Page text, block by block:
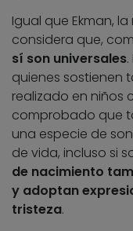
Igual que Ekman,
considera que,
sí son universales
quienes sostienen
realizado en niños
comprobado que
una especie de
de vida, incluso si
de nacimiento
y adoptan
tristeza.